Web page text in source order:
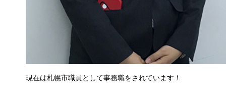
現在は札幌市職員として事務職をされています！